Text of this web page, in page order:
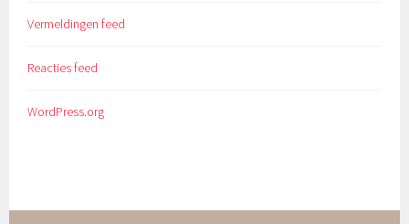
Vermeldingen feed
Reacties feed
WordPress.org